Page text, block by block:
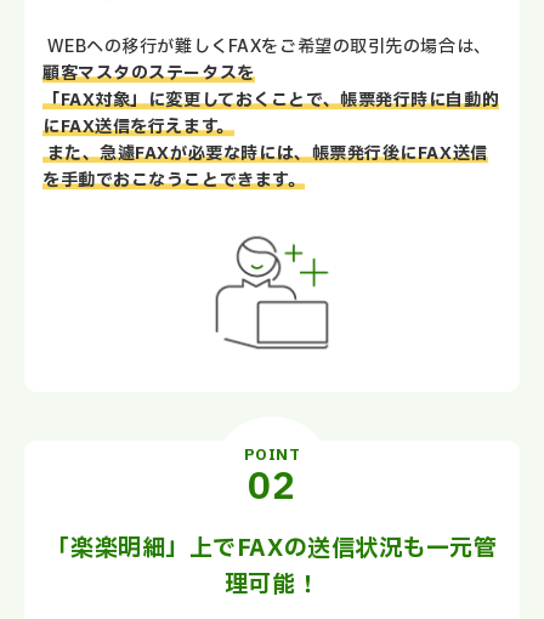
WEBへの移行が難しくFAXをご希望の取引先の場合は、
顧客マスタのステータスを
「FAX対象」に変更しておくことで、帳票発行時に自動的
にFAX送信を行えます。
また、急遽FAXが必要な時には、帳票発行後にFAX送信
を手動でおこなうことできます。
POINT
「楽楽明細」上でFAXの送信状況も一元管
理可能！